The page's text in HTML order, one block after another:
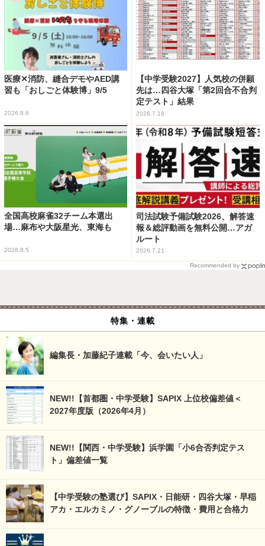
医療✕消防、縫合デモやAED講
習も「おしごと体験博」9/5
2026.8.6
【中学受験2027】人気校の併願
先は…四谷大塚「第2回合不合判
定テスト」結果
2026.7.16
全国高校麻雀32チーム本選出
場…麻布や大阪星光、東海も
2026.8.5
司法試験予備試験2026、解答速
報＆総評動画を無料公開…アガ
ルート
2026.7.21
Recommended by
特集・連載
編集長・加藤紀子連載「今、会いたい人」
NEW!!【首都圏・中学受験】SAPIX 上位校偏差値＜
2027年度版（2026年4月）
NEW!!【関西・中学受験】浜学園「小6合否判定テス
ト」偏差値一覧
【中学受験の塾選び】SAPIX・日能研・四谷大塚・早稲
アカ・エルカミノ・グノーブルの特徴・費用と合格力